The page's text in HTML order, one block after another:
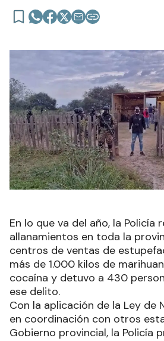
En lo que va del año, la Policía
allanamientos en toda la
centros de ventas de
más de 1.000 kilos de
cocaína y detuvo a 430
ese delito.
Con la aplicación de la Ley de
en coordinación con otros
Gobierno provincial, la Policía